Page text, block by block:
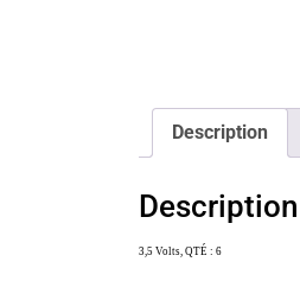
Description
Description
3,5 Volts, QTÉ : 6